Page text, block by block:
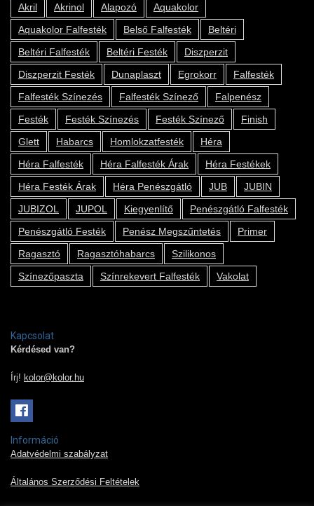
Akril
Akrinol Alapozó
Aquakolor
Aquakolor Falfesték
Belső Falfesték
Beltéri
Beltéri Falfesték
Beltéri Festék
Diszperzit
Diszperzit Festék
Dunaplaszt Egrokorr
Falfesték
Falfesték Színezés
Falfesték Színező
Falpenész
Festék
Festék Színezés Festék Színező
Finish
Glett
Habarcs Homlokzatfesték
Héra
Héra Falfesték
Héra Falfesték Árak
Héra Festékek
Héra Festék Árak
Héra Penészgátló JUB
JUBIN
JUBIZOL
JUPOL Kiegyenlítő
Penészgátló Falfesték
Penészgátló Festék
Penész Megszűntetés
Primer
Ragasztó
Ragasztóhabarcs
Szilikonos
Színezőpaszta
Színrekevert Falfesték Vakolat
Kapcsolat
Kérdésed van?
Írj! kolor@kolor.hu
Információ
Adatvédelmi szabályzat
Általános Szerződési Feltételek